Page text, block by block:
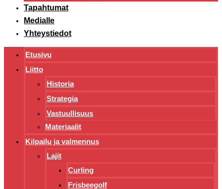
Tapahtumat
Medialle
Yhteystiedot
Etusivu
Liitto
Historia
Strategia
Vastuullisuus
Materiaalit
Kilpailu ja valmennus
Lajit
Curling
Frisbeegolf